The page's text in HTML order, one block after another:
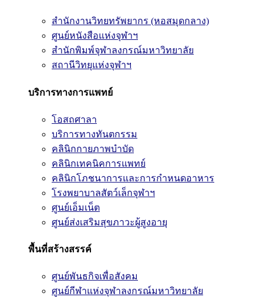
สำนักงานวิทยทรัพยากร (หอสมุดกลาง)
ศูนย์หนังสือแห่งจุฬาฯ
สำนักพิมพ์จุฬาลงกรณ์มหาวิทยาลัย
สถานีวิทยุแห่งจุฬาฯ
บริการทางการแพทย์
โอสถศาลา
บริการทางทันตกรรม
คลินิกกายภาพบำบัด
คลินิกเทคนิคการแพทย์
คลินิกโภชนาการและการกำหนดอาหาร
โรงพยาบาลสัตว์เล็กจุฬาฯ
ศูนย์เอ็มเน็ต
ศูนย์ส่งเสริมสุขภาวะผู้สูงอายุ
พื้นที่สร้างสรรค์
ศูนย์พันธกิจเพื่อสังคม
ศูนย์กีฬาแห่งจุฬาลงกรณ์มหาวิทยาลัย